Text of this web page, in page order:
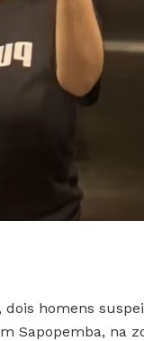
homens
Sapopemba, na